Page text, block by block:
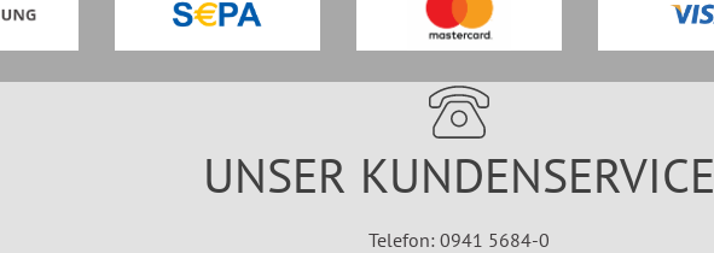
UNSER KUNDENSERVICE
Telefon: 0941 5684-0